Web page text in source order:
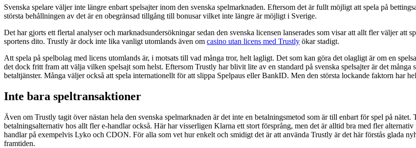
Svenska spelare väljer inte längre enbart spelsajter inom den svenska spelmarknaden. Eftersom det är fullt möjligt att spela på
största behållningen av det är en obegränsad tillgång till bonusar vilket inte längre är möjligt i Sverige.
Det har gjorts ett flertal analyser och marknadsundersökningar sedan den svenska licensen lanserades som visar att allt fler väljer att
sportens dito. Trustly är dock inte lika vanligt utomlands även om casino utan licens med Trustly ökar stadigt.
Att spela på spelbolag med licens utomlands är, i motsats till vad många tror, helt lagligt. Det som kan göra det olagligt är om en
det dock fritt fram att välja vilken spelsajt som helst. Eftersom Trustly har blivit lite av en standard på svenska spelsajter är det
betaltjänster. Många väljer också att spela internationellt för att slippa Spelpaus eller BankID. Men den största lockande faktorn har
Inte bara speltransaktioner
Även om Trustly tagit över nästan hela den svenska spelmarknaden är det inte en betalningsmetod som är till enbart för spel på
betalningsalternativ hos allt fler e-handlar också. Här har visserligen Klarna ett stort försprång, men det är alltid bra med fler
handlar på exempelvis Lyko och CDON. För alla som vet hur enkelt och smidigt det är att använda Trustly är det här förstås glada
framtiden.